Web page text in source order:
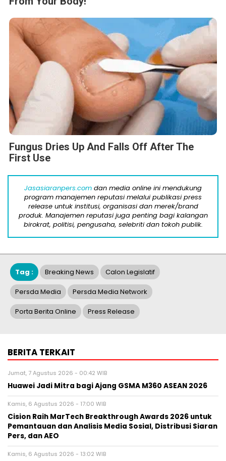
Fungus Dries Up And Falls Off After The
First Use
Jasasiaranpers.com dan media online ini mendukung
program manajemen reputasi melalui publikasi press
release untuk institusi, organisasi dan merek/brand
produk. Manajemen reputasi juga penting bagi kalangan
birokrat, politisi, pengusaha, selebriti dan tokoh publik.
Tag : Breaking News Calon Legislatif
Persda Media Persda Media Network
Porta Berita Online Press Release
BERITA TERKAIT
Jumat, 7 Agustus 2026 - 00:42 WIB
Huawei Jadi Mitra bagi Ajang GSMA M360 ASEAN 2026
Kamis, 6 Agustus 2026 - 17:00 WIB
Cision Raih MarTech Breakthrough Awards 2026 untuk
Pemantauan dan Analisis Media Sosial, Distribusi Siaran
Pers, dan AEO
Kamis, 6 Agustus 2026 - 13:02 WIB